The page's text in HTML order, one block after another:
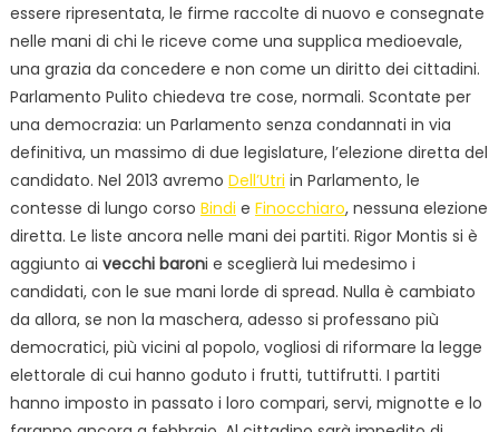
essere ripresentata, le firme raccolte di nuovo e consegnate
nelle mani di chi le riceve come una supplica medioevale,
una grazia da concedere e non come un diritto dei cittadini.
Parlamento Pulito chiedeva tre cose, normali. Scontate per
una democrazia: un Parlamento senza condannati in via
definitiva, un massimo di due legislature, l’elezione diretta del
candidato. Nel 2013 avremo Dell’Utri in Parlamento, le
contesse di lungo corso Bindi e Finocchiaro, nessuna elezione
diretta. Le liste ancora nelle mani dei partiti. Rigor Montis si è
aggiunto ai vecchi baroni e sceglierà lui medesimo i
candidati, con le sue mani lorde di spread. Nulla è cambiato
da allora, se non la maschera, adesso si professano più
democratici, più vicini al popolo, vogliosi di riformare la legge
elettorale di cui hanno goduto i frutti, tuttifrutti. I partiti
hanno imposto in passato i loro compari, servi, mignotte e lo